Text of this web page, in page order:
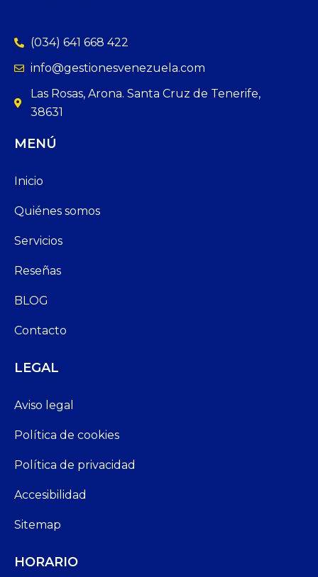
(034) 641 668 422
info@gestionesvenezuela.com
Las Rosas, Arona. Santa Cruz de Tenerife,
38631
MENÚ
Inicio
Quiénes somos
Servicios
Reseñas
BLOG
Contacto
LEGAL
Aviso legal
Política de cookies
Política de privacidad
Accesibilidad
Sitemap
HORARIO